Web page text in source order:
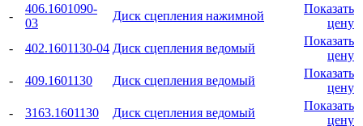
-
406.1601090-
03
Диск сцепления нажимной
Показать
цену
-
402.1601130-04 Диск сцепления ведомый
Показать
цену
-
409.1601130 Диск сцепления ведомый
Показать
цену
-
3163.1601130 Диск сцепления ведомый
Показать
цену